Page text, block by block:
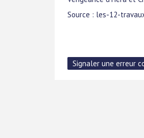
Source : les-12-